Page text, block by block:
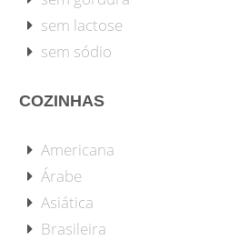
sem lactose
sem sódio
COZINHAS
Americana
Árabe
Asiática
Brasileira